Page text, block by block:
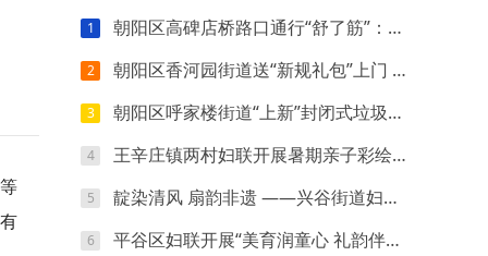
1 朝阳区高碑店桥路口通行“舒了筋”：小切口调整让早晚高峰少堵几分
2 朝阳区香河园街道送“新规礼包”上门 商户指尖学会管好自家“门前一米”
3 朝阳区呼家楼街道“上新”封闭式垃圾箱房 “扔垃圾”这件小事有了新体验
4 王辛庄镇两村妇联开展暑期亲子彩绘主题活动
5 靛染清风 扇韵非遗 ——兴谷街道妇联开展非遗蜡染团扇手工体验活动
6 平谷区妇联开展“美育润童心 礼韵伴成长”暑期儿童关爱特色主题活动